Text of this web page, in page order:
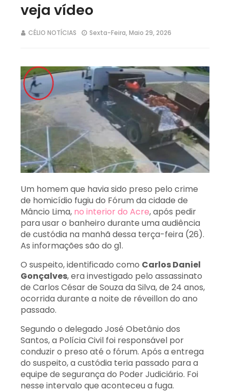
veja vídeo
CÉLIO NOTÍCIAS Sexta-Feira, Maio 29, 2026
Um homem que havia sido preso pelo crime
de homicídio fugiu do Fórum da cidade de
Mâncio Lima, no interior do Acre, após pedir
para usar o banheiro durante uma audiência
de custódia na manhã dessa terça-feira (26).
As informações são do g1.
O suspeito, identificado como Carlos Daniel
Gonçalves, era investigado pelo assassinato
de Carlos César de Souza da Silva, de 24 anos,
ocorrida durante a noite de réveillon do ano
passado.
Segundo o delegado José Obetânio dos
Santos, a Polícia Civil foi responsável por
conduzir o preso até o fórum. Após a entrega
do suspeito, a custódia teria passado para a
equipe de segurança do Poder Judiciário. Foi
nesse intervalo que aconteceu a fuga.